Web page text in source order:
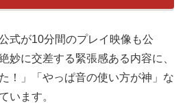
式が10分間のプレイ映像も公
妙に交差する緊張感ある内容に、
！」「やっぱ音の使い方が神」な
います。